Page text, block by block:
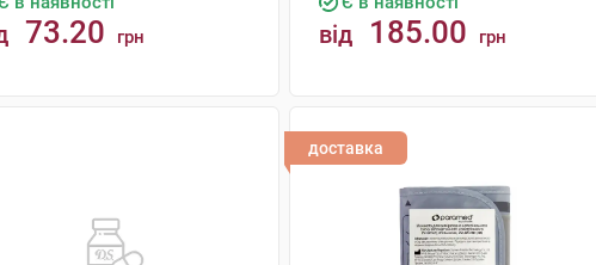
73.20 грн від 185.00 грн
доставка